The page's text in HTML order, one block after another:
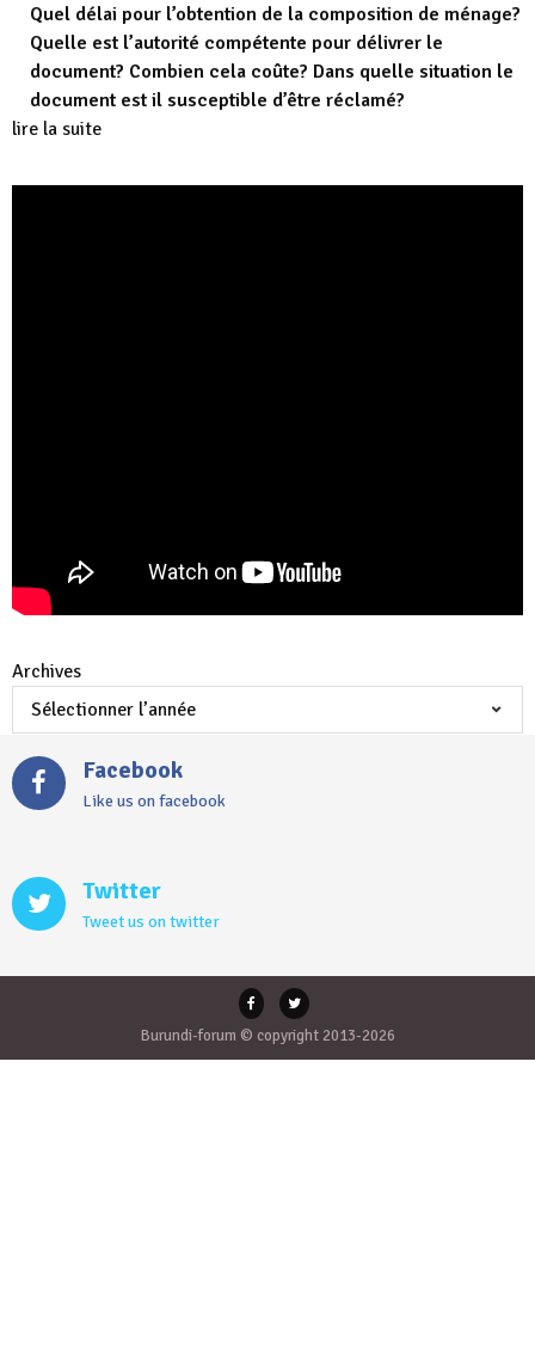
Quel délai pour l’obtention de la composition de ménage?
Quelle est l’autorité compétente pour délivrer le
document? Combien cela coûte? Dans quelle situation le
document est il susceptible d’être réclamé?
lire la suite
Archives
Facebook
Like us on facebook
Twitter
Tweet us on twitter
Burundi-forum © copyright 2013-2026